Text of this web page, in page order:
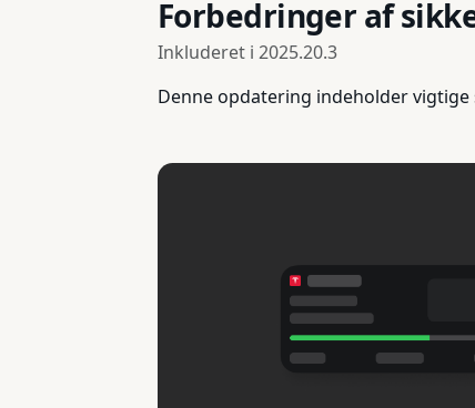
Forbedringer af
Inkluderet i 2025.20.3
Denne opdatering indeholder